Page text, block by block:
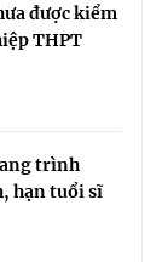
được kiểm
THPT
trình
hạn tuổi sĩ